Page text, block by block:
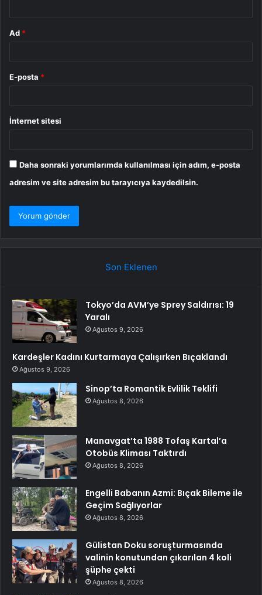
Ad *
E-posta *
İnternet sitesi
Daha sonraki yorumlarımda kullanılması için adım, e-posta
adresim ve site adresim bu tarayıcıya kaydedilsin.
Son Eklenen
Tokyo’da AVM’ye Sprey Saldırısı: 19
Yaralı
Ağustos 9, 2026
Kardeşler Kadını Kurtarmaya Çalışırken Bıçaklandı
Ağustos 9, 2026
Sinop’ta Romantik Evlilik Teklifi
Ağustos 8, 2026
Manavgat’ta 1988 Tofaş Kartal’a
Otobüs Kliması Taktırdı
Ağustos 8, 2026
Engelli Babanın Azmi: Bıçak Bileme ile
Geçim Sağlıyorlar
Ağustos 8, 2026
Gülistan Doku soruşturmasında
valinin konutundan çıkarılan 4 koli
şüphe çekti
Ağustos 8, 2026